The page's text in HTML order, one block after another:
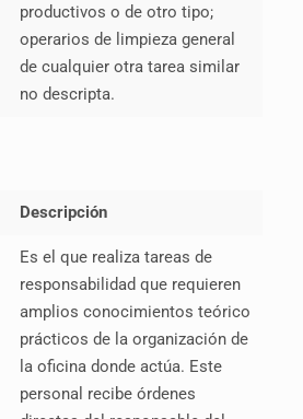
productivos o de otro tipo;
operarios de limpieza general
de cualquier otra tarea similar
no descripta.
Descripción
Es el que realiza tareas de
responsabilidad que requieren
amplios conocimientos teórico
prácticos de la organización de
la oficina donde actúa. Este
personal recibe órdenes